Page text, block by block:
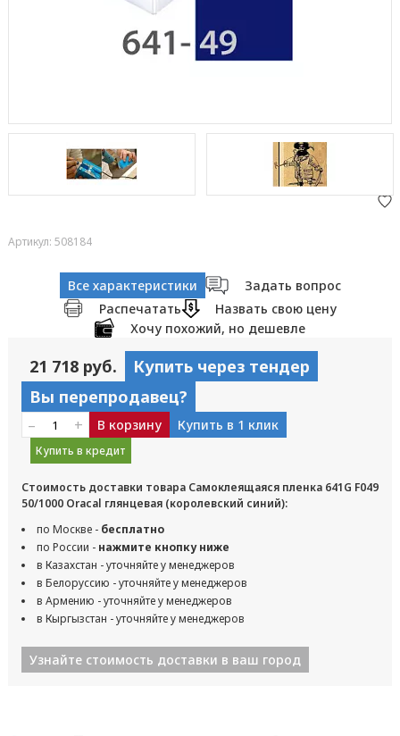
Артикул: 508184
Все характеристики
Задать вопрос
Распечатать
Назвать свою цену
Хочу похожий, но дешевле
21 718 руб.
Купить через тендер
Вы перепродавец?
– + В корзину Купить в 1 клик
Купить в кредит
Стоимость доставки товара Самоклеящаяся пленка 641G F049
50/1000 Oracal глянцевая (королевский синий):
по Москве - бесплатно
по России - нажмите кнопку ниже
в Казахстан - уточняйте у менеджеров
в Белоруссию - уточняйте у менеджеров
в Армению - уточняйте у менеджеров
в Кыргызстан - уточняйте у менеджеров
Узнайте стоимость доставки в ваш город